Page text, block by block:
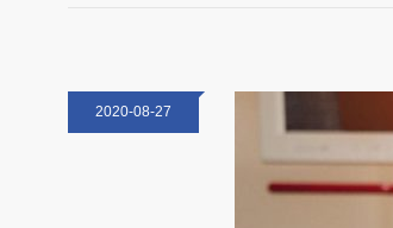
2020-08-27